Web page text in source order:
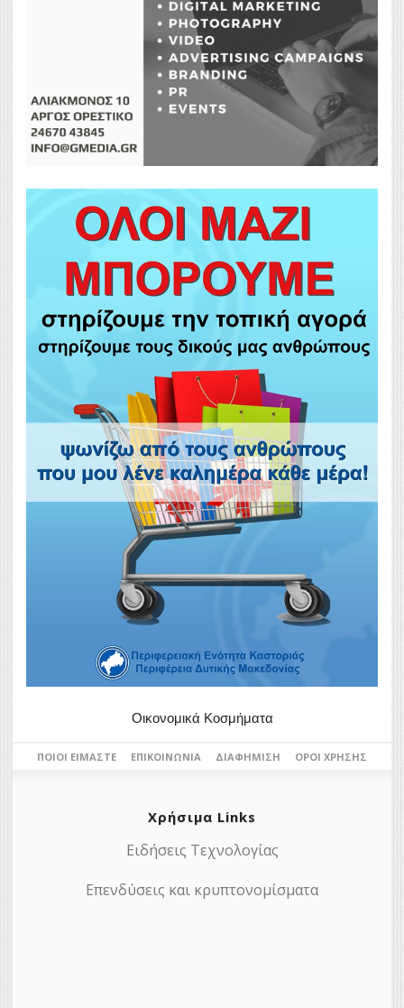
Οικονομικά Κοσμήματα
ΠΟΙΟΙ ΕΊΜΑΣΤΕ ΕΠΙΚΟΙΝΩΝΊΑ ΔΙΑΦΉΜΙΣΗ ΌΡΟΙ ΧΡΉΣΗΣ
Χρήσιμα Links
Ειδήσεις Τεχνολογίας
Επενδύσεις και κρυπτονομίσματα